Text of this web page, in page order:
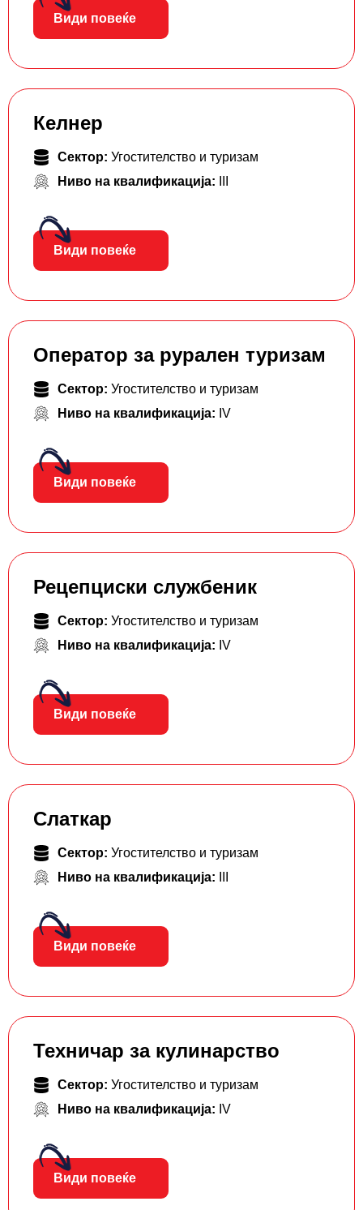
Види повеќе
Келнер
Сектор: Угостителство и туризам
Ниво на квалификација:
Види повеќе
Оператор за рурален туризам
Сектор: Угостителство и туризам
Ниво на квалификација: IV
Види повеќе
Рецепциски службеник
Сектор: Угостителство и туризам
Ниво на квалификација: IV
Види повеќе
Слаткар
Сектор: Угостителство и туризам
Ниво на квалификација:
Види повеќе
Техничар за кулинарство
Сектор: Угостителство и туризам
Ниво на квалификација: IV
Види повеќе